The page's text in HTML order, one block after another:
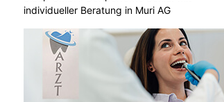
individueller Beratung in Muri AG